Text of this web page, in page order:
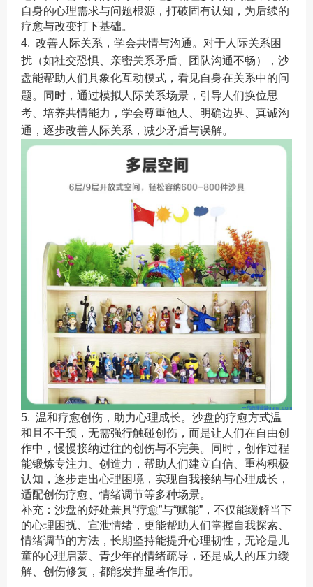
自身的心理需求与问题根源，打破固有认知，为后续的
疗愈与改变打下基础。
4. 改善人际关系，学会共情与沟通。对于人际关系困
扰（如社交恐惧、亲密关系矛盾、团队沟通不畅），沙
盘能帮助人们具象化互动模式，看见自身在关系中的问
题。同时，通过模拟人际关系场景，引导人们换位思
考、培养共情能力，学会尊重他人、明确边界、真诚沟
通，逐步改善人际关系，减少矛盾与误解。
5. 温和疗愈创伤，助力心理成长。沙盘的疗愈方式温
和且不干预，无需强行触碰创伤，而是让人们在自由创
作中，慢慢接纳过往的创伤与不完美。同时，创作过程
能锻炼专注力、创造力，帮助人们建立自信、重构积极
认知，逐步走出心理困境，实现自我接纳与心理成长，
适配创伤疗愈、情绪调节等多种场景。
补充：沙盘的好处兼具“疗愈”与“赋能”，不仅能缓解当下
的心理困扰、宣泄情绪，更能帮助人们掌握自我探索、
情绪调节的方法，长期坚持能提升心理韧性，无论是儿
童的心理启蒙、青少年的情绪疏导，还是成人的压力缓
解、创伤修复，都能发挥显著作用。